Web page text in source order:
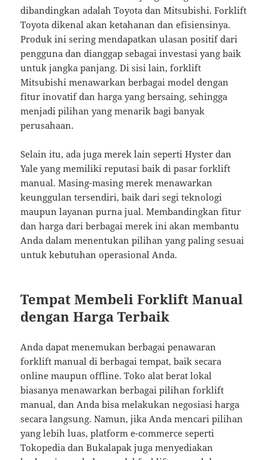
dibandingkan adalah Toyota dan Mitsubishi. Forklift
Toyota dikenal akan ketahanan dan efisiensinya.
Produk ini sering mendapatkan ulasan positif dari
pengguna dan dianggap sebagai investasi yang baik
untuk jangka panjang. Di sisi lain, forklift
Mitsubishi menawarkan berbagai model dengan
fitur inovatif dan harga yang bersaing, sehingga
menjadi pilihan yang menarik bagi banyak
perusahaan.
Selain itu, ada juga merek lain seperti Hyster dan
Yale yang memiliki reputasi baik di pasar forklift
manual. Masing-masing merek menawarkan
keunggulan tersendiri, baik dari segi teknologi
maupun layanan purna jual. Membandingkan fitur
dan harga dari berbagai merek ini akan membantu
Anda dalam menentukan pilihan yang paling sesuai
untuk kebutuhan operasional Anda.
Tempat Membeli Forklift Manual
dengan Harga Terbaik
Anda dapat menemukan berbagai penawaran
forklift manual di berbagai tempat, baik secara
online maupun offline. Toko alat berat lokal
biasanya menawarkan berbagai pilihan forklift
manual, dan Anda bisa melakukan negosiasi harga
secara langsung. Namun, jika Anda mencari pilihan
yang lebih luas, platform e-commerce seperti
Tokopedia dan Bukalapak juga menyediakan